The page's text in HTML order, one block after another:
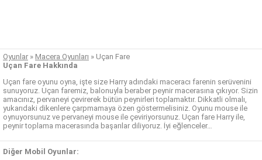
Oyunlar » Macera Oyunları » Uçan Fare
Uçan Fare Hakkında
Uçan fare oyunu oyna, işte size Harry adındaki maceracı farenin serüvenini
sunuyoruz. Uçan faremiz, balonuyla beraber peynir macerasına çıkıyor. Sizin
amacınız, pervaneyi çevirerek bütün peynirleri toplamaktır. Dikkatli olmalı,
yukarıdaki dikenlere çarpmamaya özen göstermelisiniz. Oyunu mouse ile
oynuyorsunuz ve pervaneyi mouse ile çeviriyorsunuz. Uçan fare Harry ile,
peynir toplama macerasında başarılar diliyoruz. İyi eğlenceler…
Diğer Mobil Oyunlar: